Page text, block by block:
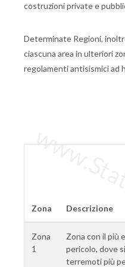
costruzioni private e
Determinate Regioni,
ciascuna area in ulteriori
regolamenti antisismici ad
Zona Descrizione
Zona
1
Zona con il più
pericolo, dove
terremoti più